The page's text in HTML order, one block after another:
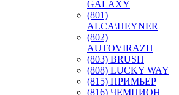
GALAXY
(801)
ALCA\HEYNER
(802)
AUTOVIRAZH
(803) BRUSH
(808) LUCKY WAY
(815) ПРИМЬЕР
(816) ЧЕМПИОН